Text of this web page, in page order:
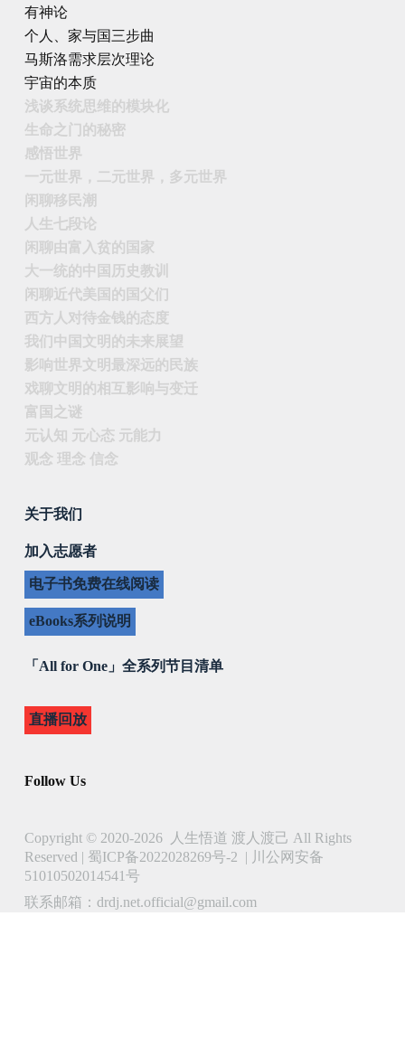
有神论
个人、家与国三步曲
马斯洛需求层次理论
宇宙的本质
浅谈系统思维的模块化
生命之门的秘密
感悟世界
一元世界，二元世界，多元世界
闲聊移民潮
人生七段论
闲聊由富入贫的国家
大一统的中国历史教训
闲聊近代美国的国父们
西方人对待金钱的态度
我们中国文明的未来展望
影响世界文明最深远的民族
戏聊文明的相互影响与变迁
富国之谜
元认知 元心态 元能力
观念 理念 信念
关于我们
加入志愿者
电子书免费在线阅读
eBooks系列说明
「All for One」全系列节目清单
直播回放
Follow Us
Copyright © 2020-2026 人生悟道 渡人渡己 All Rights
Reserved | 蜀ICP备2022028269号-2 |
川公网安备
51010502014541号
联系邮箱：drdj.net.official@gmail.com